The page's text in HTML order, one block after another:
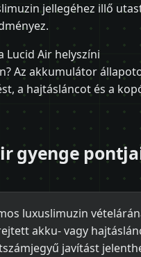
jellegéhez illő
Lucid Air helyszíni
Az akkumulátor
a hajtásláncot és a
gyenge
luxuslimuzin
akku- vagy
javítást